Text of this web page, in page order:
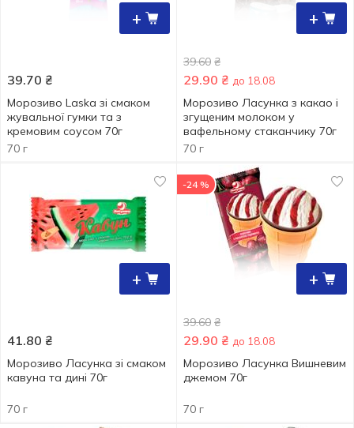
+
39.70 ₴
Морозиво Laska зі смаком
жувальної гумки та з
кремовим соусом 70г
70 г
+
39.60 ₴
29.90 ₴ до 18.08
Морозиво Ласунка з какао і
згущеним молоком у
вафельному стаканчику 70г
70 г
+
41.80 ₴
Морозиво Ласунка зі смаком
кавуна та дині 70г
70 г
+
-24 %
39.60 ₴
29.90 ₴ до 18.08
Морозиво Ласунка Вишневим
джемом 70г
70 г